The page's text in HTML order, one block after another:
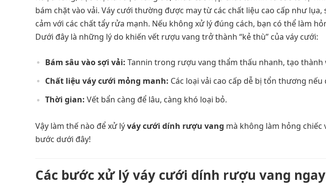
bám chặt vào vải. Váy cưới thường được may từ các chất liệu cao cấp như
cảm với các chất tẩy rửa mạnh. Nếu không xử lý đúng cách, bạn có thể làm
Dưới đây là những lý do khiến vết rượu vang trở thành “kẻ thù” của váy cưới:
Bám sâu vào sợi vải: Tannin trong rượu vang thẩm thấu nhanh, tạo thành
Chất liệu váy cưới mỏng manh: Các loại vải cao cấp dễ bị tổn thương
Thời gian: Vết bẩn càng để lâu, càng khó loại bỏ.
Vậy làm thế nào để xử lýváy cưới dính rượu vang mà không làm hỏng chiếc
bước dưới đây!
Các bước xử lý váy cưới dính rượu vang